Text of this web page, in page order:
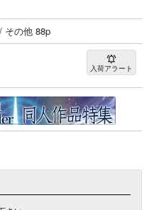
その他 88p
入荷アラート